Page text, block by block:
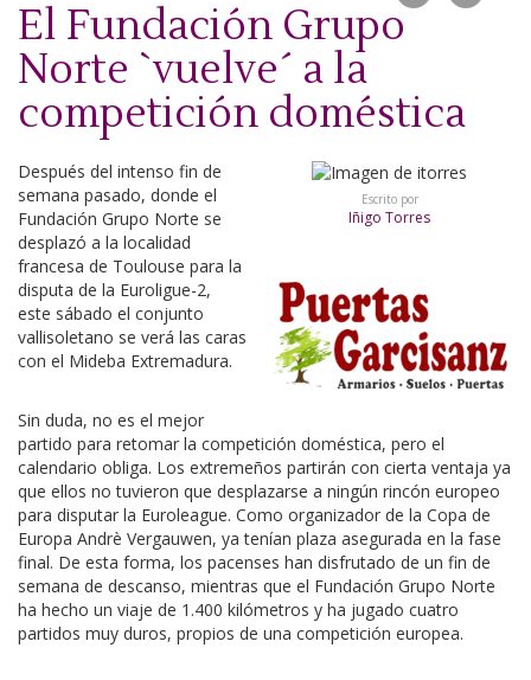
El Fundación Grupo
Norte `vuelve´ a la
competición doméstica
Escrito por
Iñigo Torres
Después del intenso fin de
semana pasado, donde el
Fundación Grupo Norte se
desplazó a la localidad
francesa de Toulouse para la
disputa de la Euroligue-2,
este sábado el conjunto
vallisoletano se verá las caras
con el Mideba Extremadura.
Sin duda, no es el mejor
partido para retomar la competición doméstica, pero el
calendario obliga. Los extremeños partirán con cierta ventaja ya
que ellos no tuvieron que desplazarse a ningún rincón europeo
para disputar la Euroleague. Como organizador de la Copa de
Europa Andrè Vergauwen, ya tenían plaza asegurada en la fase
final. De esta forma, los pacenses han disfrutado de un fin de
semana de descanso, mientras que el Fundación Grupo Norte
ha hecho un viaje de 1.400 kilómetros y ha jugado cuatro
partidos muy duros, propios de una competición europea.